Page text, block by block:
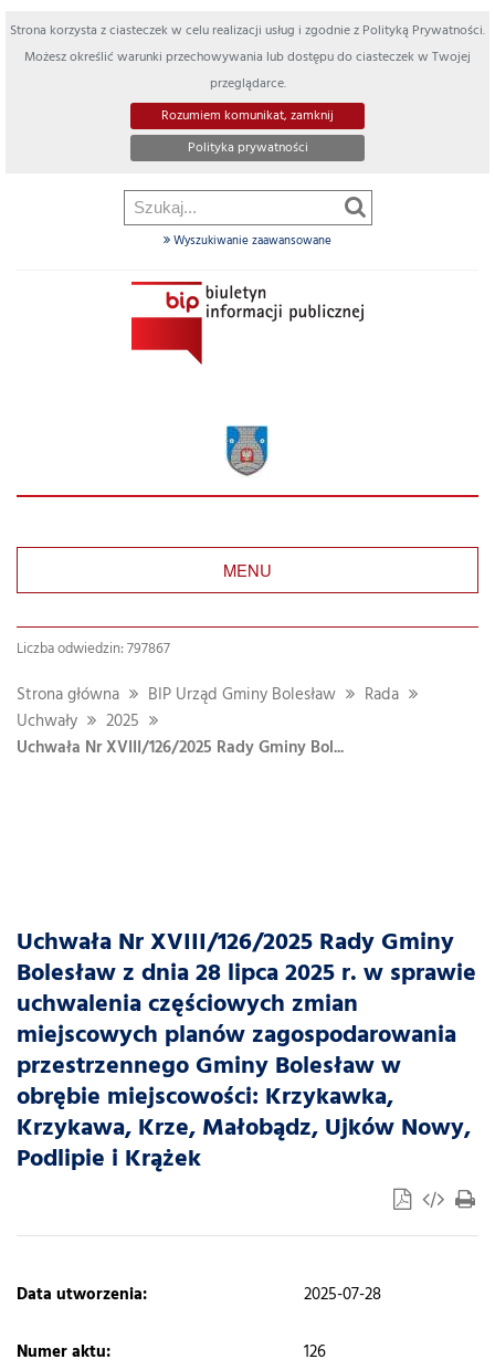
Strona korzysta z ciasteczek w celu realizacji usług i zgodnie z Polityką Prywatności.
Możesz określić warunki przechowywania lub dostępu do ciasteczek w Twojej
przeglądarce.
Rozumiem komunikat, zamknij
Polityka prywatności
Wyszukiwanie zaawansowane
MENU
Liczba odwiedzin: 797867
Strona główna BIP Urząd Gminy Bolesław
Rada
Uchwały
2025
Uchwała Nr XVIII/126/2025 Rady Gminy Bol...
Uchwała Nr XVIII/126/2025 Rady Gminy
Bolesław z dnia 28 lipca 2025 r. w sprawie
uchwalenia częściowych zmian
miejscowych planów zagospodarowania
przestrzennego Gminy Bolesław w
obrębie miejscowości: Krzykawka,
Krzykawa, Krze, Małobądz, Ujków Nowy,
Podlipie i Krążek
​Data utworzenia: 2025-07-28
Numer aktu: 126